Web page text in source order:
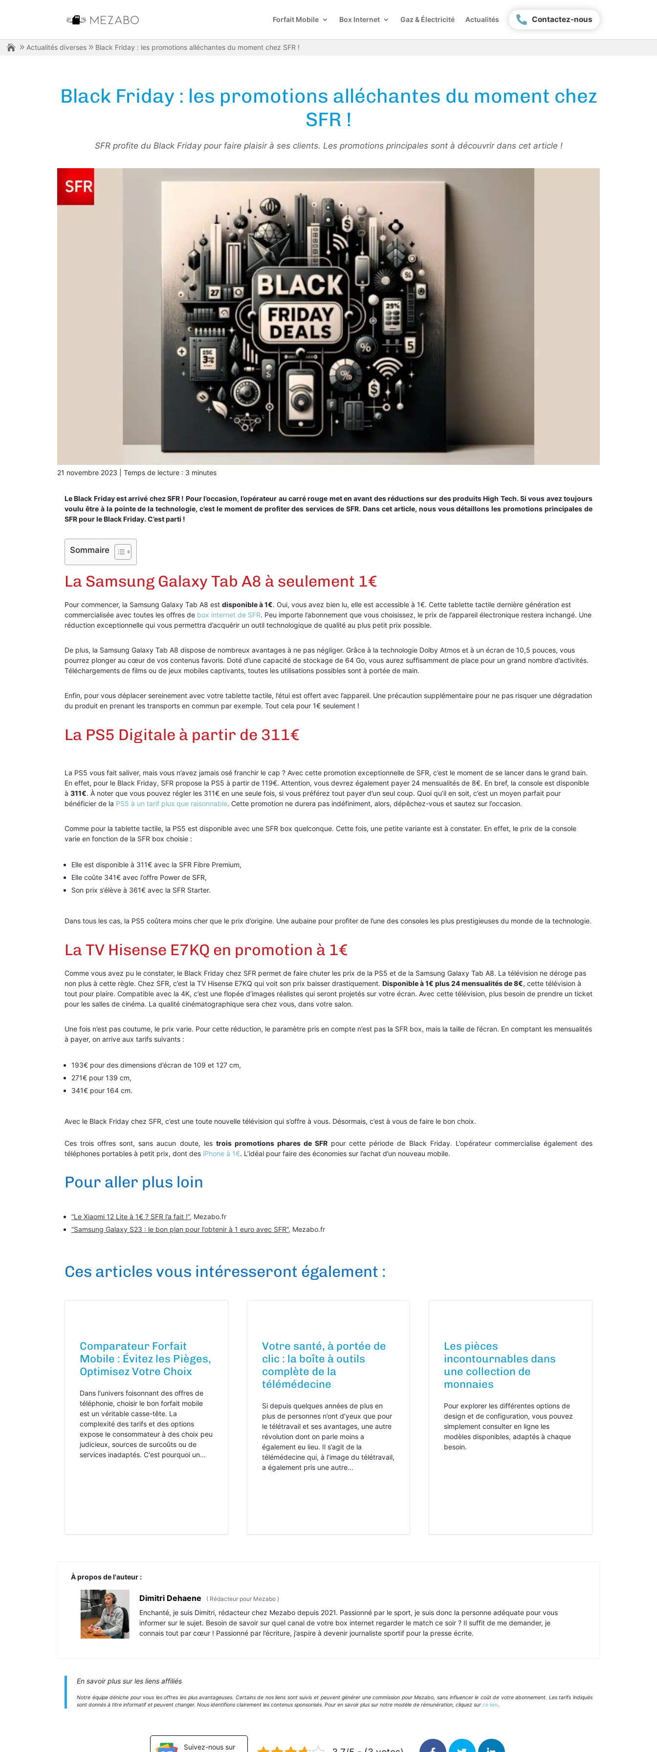
Forfait Mobile Box Internet Gaz & Électricité Actualités Contactez-nous
Actualités diverses Black Friday : les promotions alléchantes du moment chez SFR !
Black Friday : les promotions alléchantes du moment chez
SFR !
SFR profite du Black Friday pour faire plaisir à ses clients. Les promotions principales sont à découvrir dans cet article !
21 novembre 2023 Temps de lecture : 3 minutes
Le Black Friday est arrivé chez SFR ! Pour l’occasion, l’opérateur au carré rouge met en avant des réductions sur des produits High Tech. Si vous avez toujours
voulu être à la pointe de la technologie, c’est le moment de profiter des services de SFR. Dans cet article, nous vous détaillons les promotions principales de
SFR pour le Black Friday. C’est parti !
Sommaire
La Samsung Galaxy Tab A8 à seulement 1€
Pour commencer, la Samsung Galaxy Tab A8 est disponible à 1€. Oui, vous avez bien lu, elle est accessible à 1€. Cette tablette tactile dernière génération est
commercialisée avec toutes les offres de box internet de SFR. Peu importe l’abonnement que vous choisissez, le prix de l’appareil électronique restera inchangé. Une
réduction exceptionnelle qui vous permettra d’acquérir un outil technologique de qualité au plus petit prix possible.
De plus, la Samsung Galaxy Tab A8 dispose de nombreux avantages à ne pas négliger. Grâce à la technologie Dolby Atmos et à un écran de 10,5 pouces, vous
pourrez plonger au cœur de vos contenus favoris. Doté d’une capacité de stockage de 64 Go, vous aurez suffisamment de place pour un grand nombre d’activités.
Téléchargements de films ou de jeux mobiles captivants, toutes les utilisations possibles sont à portée de main.
Enfin, pour vous déplacer sereinement avec votre tablette tactile, l’étui est offert avec l’appareil. Une précaution supplémentaire pour ne pas risquer une dégradation
du produit en prenant les transports en commun par exemple. Tout cela pour 1€ seulement !
La PS5 Digitale à partir de 311€
La PS5 vous fait saliver, mais vous n’avez jamais osé franchir le cap ? Avec cette promotion exceptionnelle de SFR, c’est le moment de se lancer dans le grand bain.
En effet, pour le Black Friday, SFR propose la PS5 à partir de 119€. Attention, vous devrez également payer 24 mensualités de 8€. En bref, la console est disponible
à 311€. À noter que vous pouvez régler les 311€ en une seule fois, si vous préférez tout payer d’un seul coup. Quoi qu’il en soit, c’est un moyen parfait pour
bénéficier de la PS5 à un tarif plus que raisonnable. Cette promotion ne durera pas indéfiniment, alors, dépêchez-vous et sautez sur l’occasion.
Comme pour la tablette tactile, la PS5 est disponible avec une SFR box quelconque. Cette fois, une petite variante est à constater. En effet, le prix de la console
varie en fonction de la SFR box choisie :
Elle est disponible à 311€ avec la SFR Fibre Premium,
Elle coûte 341€ avec l’offre Power de SFR,
Son prix s’élève à 361€ avec la SFR Starter.
Dans tous les cas, la PS5 coûtera moins cher que le prix d’origine. Une aubaine pour profiter de l’une des consoles les plus prestigieuses du monde de la technologie.
La TV Hisense E7KQ en promotion à 1€
Comme vous avez pu le constater, le Black Friday chez SFR permet de faire chuter les prix de la PS5 et de la Samsung Galaxy Tab A8. La télévision ne déroge pas
non plus à cette règle. Chez SFR, c’est la TV Hisense E7KQ qui voit son prix baisser drastiquement. Disponible à 1€ plus 24 mensualités de 8€, cette télévision à
tout pour plaire. Compatible avec la 4K, c’est une flopée d’images réalistes qui seront projetés sur votre écran. Avec cette télévision, plus besoin de prendre un ticket
pour les salles de cinéma. La qualité cinématographique sera chez vous, dans votre salon.
Une fois n’est pas coutume, le prix varie. Pour cette réduction, le paramètre pris en compte n’est pas la SFR box, mais la taille de l’écran. En comptant les mensualités
à payer, on arrive aux tarifs suivants :
193€ pour des dimensions d’écran de 109 et 127 cm,
271€ pour 139 cm,
341€ pour 164 cm.
Avec le Black Friday chez SFR, c’est une toute nouvelle télévision qui s’offre à vous. Désormais, c’est à vous de faire le bon choix.
Ces trois offres sont, sans aucun doute, les trois promotions phares de SFR pour cette période de Black Friday. L’opérateur commercialise également des
téléphones portables à petit prix, dont des iPhone à 1€. L’idéal pour faire des économies sur l’achat d’un nouveau mobile.
Pour aller plus loin
“Le Xiaomi 12 Lite à 1€ ? SFR l’a fait !”, Mezabo.fr
“Samsung Galaxy S23 : le bon plan pour l’obtenir à 1 euro avec SFR”, Mezabo.fr
Ces articles vous intéresseront également :
Comparateur Forfait
Mobile : Évitez les Pièges,
Optimisez Votre Choix
Dans l'univers foisonnant des offres de
téléphonie, choisir le bon forfait mobile
est un véritable casse-tête. La
complexité des tarifs et des options
expose le consommateur à des choix peu
judicieux, sources de surcoûts ou de
services inadaptés. C'est pourquoi un...
Votre santé, à portée de
clic : la boîte à outils
complète de la
télémédecine
Si depuis quelques années de plus en
plus de personnes n’ont d’yeux que pour
le télétravail et ses avantages, une autre
révolution dont on parle moins a
également eu lieu. Il s’agit de la
télémédecine qui, à l’image du télétravail,
a également pris une autre...
Les pièces
incontournables dans
une collection de
monnaies
Pour explorer les différentes options de
design et de configuration, vous pouvez
simplement consulter en ligne les
modèles disponibles, adaptés à chaque
besoin.
À propos de l'auteur :
Dimitri Dehaene ( Rédacteur pour Mezabo )
Enchanté, je suis Dimitri, rédacteur chez Mezabo depuis 2021. Passionné par le sport, je suis donc la personne adéquate pour vous
informer sur le sujet. Besoin de savoir sur quel canal de votre box internet regarder le match ce soir ? Il suffit de me demander, je
connais tout par cœur ! Passionné par l’écriture, j’aspire à devenir journaliste sportif pour la presse écrite.
En savoir plus sur les liens affiliés
Notre équipe déniche pour vous les offres les plus avantageuses. Certains de nos liens sont suivis et peuvent générer une commission pour Mezabo, sans influencer le coût de votre abonnement. Les tarifs indiqués
sont donnés à titre informatif et peuvent changer. Nous identifions clairement les contenus sponsorisés. Pour en savoir plus sur notre modèle de rémunération, cliquez sur ce lien.
Suivez-nous sur